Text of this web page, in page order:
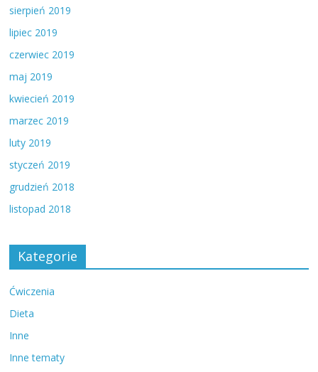
sierpień 2019
lipiec 2019
czerwiec 2019
maj 2019
kwiecień 2019
marzec 2019
luty 2019
styczeń 2019
grudzień 2018
listopad 2018
Kategorie
Ćwiczenia
Dieta
Inne
Inne tematy